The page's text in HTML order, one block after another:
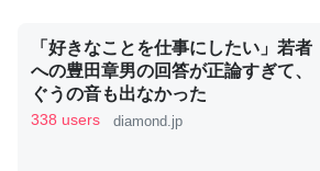
くらい。小説でいう「ずっと前の伏線
ど、短期記憶というには多い分量。進
かりやすく強くなりそう
「好きなことを仕事にしたい」若者
への豊田章男の回答が正論すぎて、
ぐうの音も出なかった
338 users diamond.jp